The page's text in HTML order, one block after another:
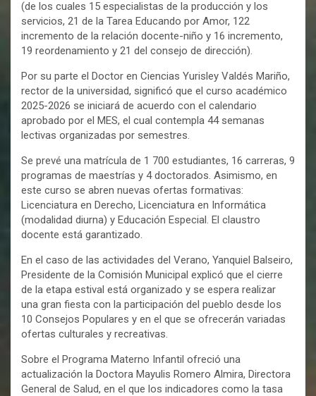
(de los cuales 15 especialistas de la producción y los
servicios, 21 de la Tarea Educando por Amor, 122
incremento de la relación docente-niño y 16 incremento,
19 reordenamiento y 21 del consejo de dirección).
Por su parte el Doctor en Ciencias Yurisley Valdés Mariño,
rector de la universidad, significó que el curso académico
2025-2026 se iniciará de acuerdo con el calendario
aprobado por el MES, el cual contempla 44 semanas
lectivas organizadas por semestres.
Se prevé una matrícula de 1 700 estudiantes, 16 carreras, 9
programas de maestrías y 4 doctorados. Asimismo, en
este curso se abren nuevas ofertas formativas:
Licenciatura en Derecho, Licenciatura en Informática
(modalidad diurna) y Educación Especial. El claustro
docente está garantizado.
En el caso de las actividades del Verano, Yanquiel Balseiro,
Presidente de la Comisión Municipal explicó que el cierre
de la etapa estival está organizado y se espera realizar
una gran fiesta con la participación del pueblo desde los
10 Consejos Populares y en el que se ofrecerán variadas
ofertas culturales y recreativas.
Sobre el Programa Materno Infantil ofreció una
actualización la Doctora Mayulis Romero Almira, Directora
General de Salud, en el que los indicadores como la tasa